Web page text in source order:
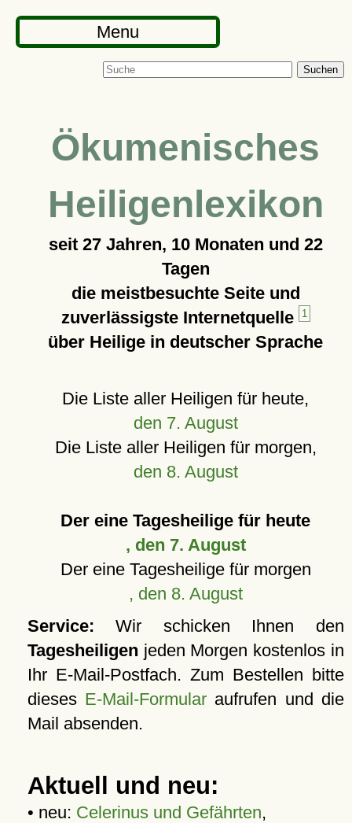
Menu
Suchen
Ökumenisches
Heiligenlexikon
seit 27 Jahren, 10 Monaten und 22
Tagen
die meistbesuchte Seite und
zuverlässigste Internetquelle
1
über Heilige in deutscher Sprache
Die Liste aller Heiligen für heute,
den 7. August
Die Liste aller Heiligen für morgen,
den 8. August
Der eine Tagesheilige für heute
, den 7. August
Der eine Tagesheilige für morgen
, den 8. August
Service: Wir schicken Ihnen den
Tagesheiligen jeden Morgen kostenlos in
Ihr E-Mail-Postfach. Zum Bestellen bitte
dieses E-Mail-Formular aufrufen und die
Mail absenden.
Aktuell und neu:
• neu: Celerinus und Gefährten,